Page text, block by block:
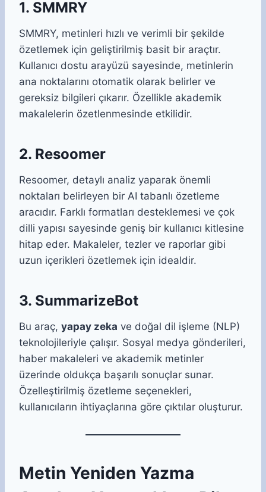
1. SMMRY
SMMRY, metinleri hızlı ve verimli bir şekilde
özetlemek için geliştirilmiş basit bir araçtır.
Kullanıcı dostu arayüzü sayesinde, metinlerin
ana noktalarını otomatik olarak belirler ve
gereksiz bilgileri çıkarır. Özellikle akademik
makalelerin özetlenmesinde etkilidir.
2. Resoomer
Resoomer, detaylı analiz yaparak önemli
noktaları belirleyen bir AI tabanlı özetleme
aracıdır. Farklı formatları desteklemesi ve çok
dilli yapısı sayesinde geniş bir kullanıcı kitlesine
hitap eder. Makaleler, tezler ve raporlar gibi
uzun içerikleri özetlemek için idealdir.
3. SummarizeBot
Bu araç, yapay zeka ve doğal dil işleme (NLP)
teknolojileriyle çalışır. Sosyal medya gönderileri,
haber makaleleri ve akademik metinler
üzerinde oldukça başarılı sonuçlar sunar.
Özelleştirilmiş özetleme seçenekleri,
kullanıcıların ihtiyaçlarına göre çıktılar oluşturur.
Metin Yeniden Yazma